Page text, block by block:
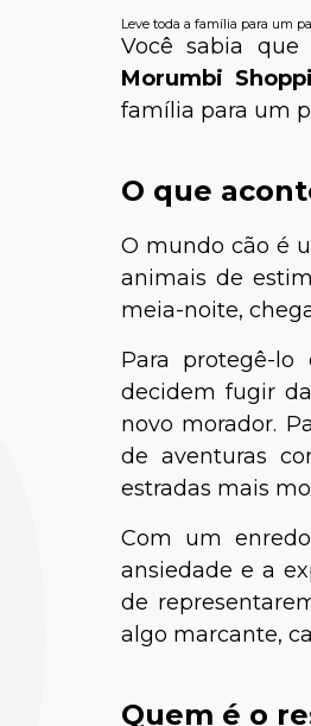
Leve toda a família para um
Você sabia
Morumbi
família para um
O que
O mundo cão é
animais de
meia-noite,
Para protegê-
decidem fugir
novo morador.
de aventuras
estradas mais
Com um
ansiedade e a
de
algo marcante,
Quem é o